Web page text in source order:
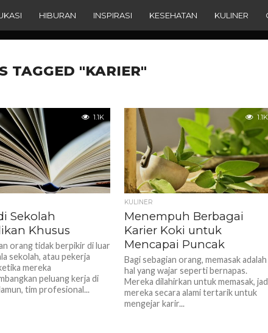
HIBURAN INSPIRASI KESEHATAN KULINER
TAGGED "KARIER"
1.1K
Sekolah
Khusus
orang tidak berpikir di luar
sekolah, atau pekerja
mereka
peluang kerja di
tim profesional...
1.1K
KULINER
Menempuh Berbagai
Karier Koki untuk
Mencapai Puncak
Bagi sebagian orang, memasak adalah
hal yang wajar seperti bernapas.
Mereka dilahirkan untuk memasak,
mereka secara alami tertarik untuk
mengejar karir...